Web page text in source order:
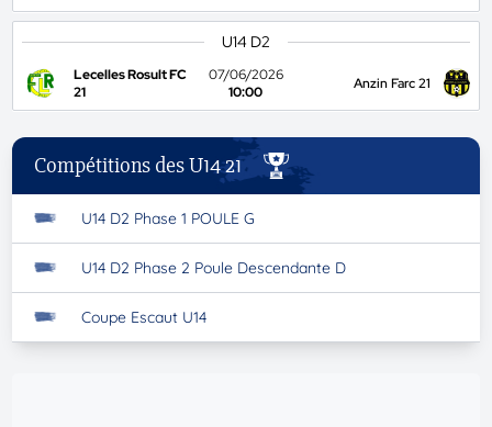
U14 D2
Lecelles Rosult FC
21
07/06/2026
10:00
Anzin Farc 21
Compétitions des U14 21
U14 D2 Phase 1 POULE G
U14 D2 Phase 2 Poule Descendante D
Coupe Escaut U14